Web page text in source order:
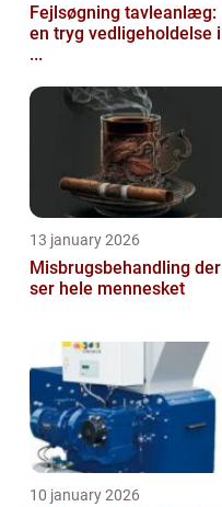
Fejlsøgning tavleanlæg:
en tryg vedligeholdelse i
...
13 january 2026
Misbrugsbehandling der
ser hele mennesket
10 january 2026